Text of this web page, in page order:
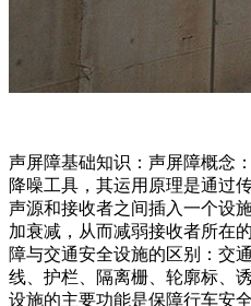
声屏障基础知识：声屏障概念
降噪工具，其运用原理是通过
声源和接收者之间插入一个设
加衰减，从而减弱接收者所在
障与交通安全设施的区别：交
线、护栏、隔离栅、轮廓标、
设施的主要功能是保障行车安全